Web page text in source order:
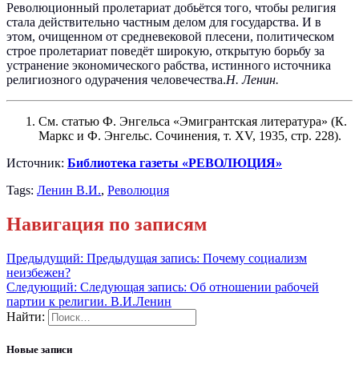
Революционный пролетариат добьётся того, чтобы религия
стала действительно частным делом для государства. И в
этом, очищенном от средневековой плесени, политическом
строе пролетариат поведёт широкую, открытую борьбу за
устранение экономического рабства, истинного источника
религиозного одурачения человечества.Н. Ленин.
См. статью Ф. Энгельса «Эмигрантская литература» (К.
Маркс и Ф. Энгельс. Сочинения, т. XV, 1935, стр. 228).
Источник: Библиотека газеты «РЕВОЛЮЦИЯ»
Tags: Ленин В.И., Революция
Навигация по записям
Предыдущий: Предыдущая запись: Почему социализм
неизбежен?
Следующий: Следующая запись: Об отношении рабочей
партии к религии. В.И.Ленин
Найти:
Новые записи